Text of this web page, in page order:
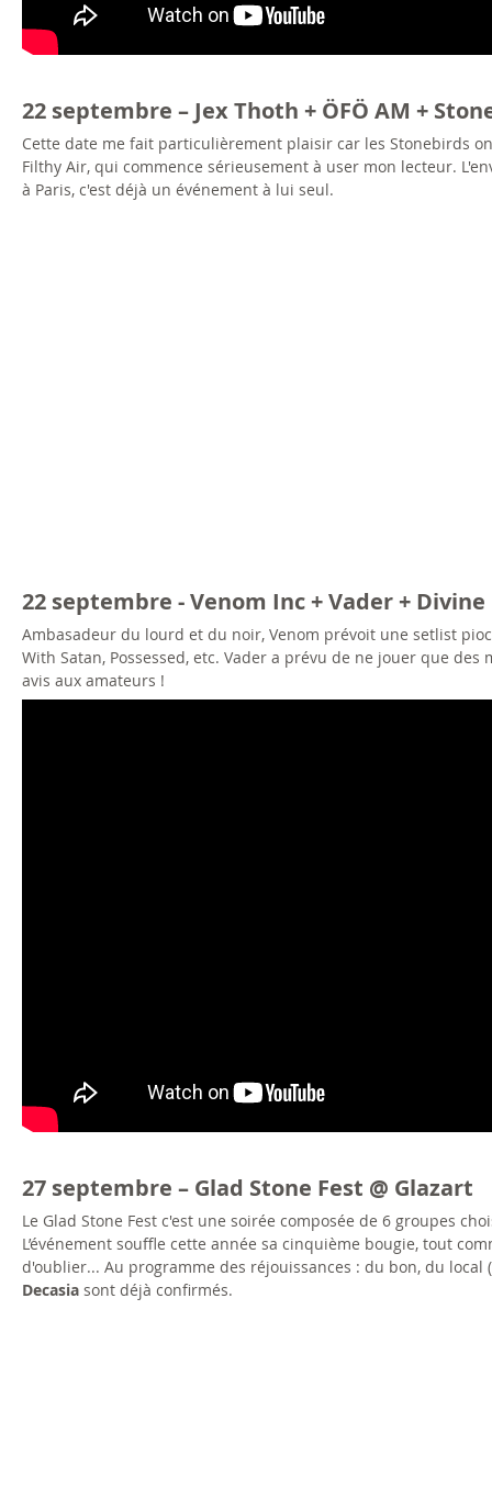
22 septembre – Jex Thoth + ÖFÖ AM +
Cette date me fait particulièrement plaisir car les Stonebirds
Filthy Air, qui commence sérieusement à user mon lecteur.
à Paris, c'est déjà un événement à lui seul.
22 septembre - Venom Inc + Vader +
Ambasadeur du lourd et du noir, Venom prévoit une setlist
With Satan, Possessed, etc. Vader a prévu de ne jouer que
avis aux amateurs !
27 septembre – Glad Stone Fest @ Glazart
Le Glad Stone Fest c'est une soirée composée de 6 groupes
L’événement souffle cette année sa cinquième bougie, tout
d'oublier... Au programme des réjouissances : du bon, du
Decasia sont déjà confirmés.